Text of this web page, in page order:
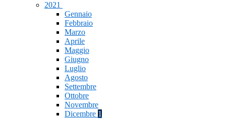
2021
Gennaio
Febbraio
Marzo
Aprile
Maggio
Giugno
Luglio
Agosto
Settembre
Ottobre
Novembre
Dicembre 1